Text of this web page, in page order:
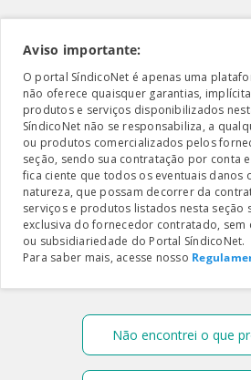
Aviso importante:
O portal SíndicoNet é apenas uma
não oferece quaisquer garantias,
produtos e serviços disponibilizados
SíndicoNet não se responsabiliza, a
ou produtos comercializados pelos
seção, sendo sua contratação por conta
fica ciente que todos os eventuais danos
natureza, que possam decorrer da
serviços e produtos listados nesta seção
exclusiva do fornecedor contratado,
ou subsidiariedade do Portal SíndicoNet.
Para saber mais, acesse nosso
Não encontrei o que